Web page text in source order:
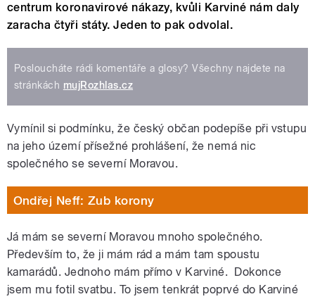
centrum koronavirové nákazy, kvůli Karviné nám daly
zaracha čtyři státy. Jeden to pak odvolal.
Posloucháte rádi komentáře a glosy? Všechny najdete na
stránkách mujRozhlas.cz
Vymínil si podmínku, že český občan podepíše při vstupu
na jeho území přísežné prohlášení, že nemá nic
společného se severní Moravou.
Ondřej Neff: Zub korony
Já mám se severní Moravou mnoho společného.
Především to, že ji mám rád a mám tam spoustu
kamarádů. Jednoho mám přímo v Karviné. Dokonce
jsem mu fotil svatbu. To jsem tenkrát poprvé do Karviné